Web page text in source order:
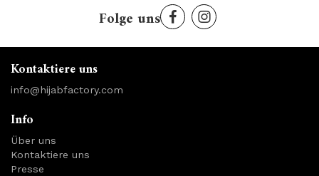
Folge uns
Kontaktiere uns
info@hijabfactory.com
Info
Über uns
Kontaktiere uns
Presse